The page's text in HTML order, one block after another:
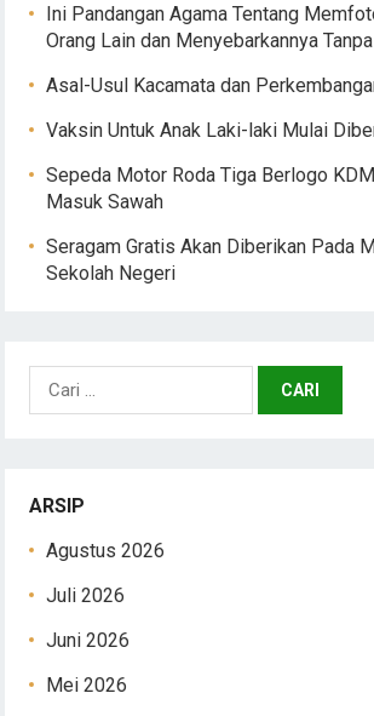
Ini Pandangan Agama Tentang
Orang Lain dan Menyebarkannya
Asal-Usul Kacamata dan
Vaksin Untuk Anak Laki-laki Mulai
Sepeda Motor Roda Tiga Berlogo
Masuk Sawah
Seragam Gratis Akan Diberikan Pada
Sekolah Negeri
untuk:
ARSIP
Agustus 2026
Juli 2026
Juni 2026
Mei 2026